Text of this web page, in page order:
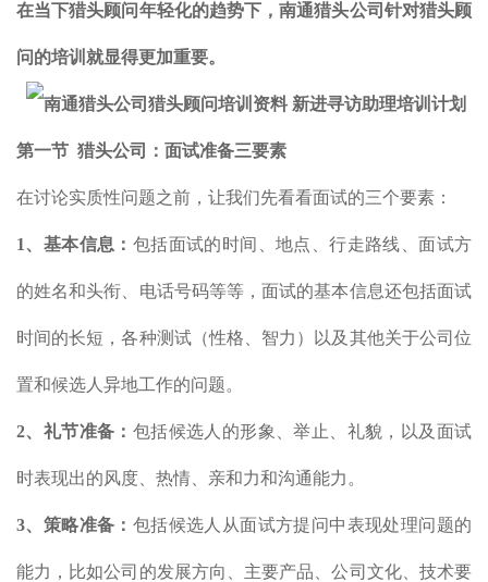
在当下猎头顾问年轻化的趋势下，南通猎头公司针对猎头顾
问的培训就显得更加重要。
第一节 猎头公司： 面试准备三要素
在讨论实质性问题之前，让我们先看看面试的三个要素：
1、 基本信息： 包括面试的时间、地点、行走路线、面试方
的姓名和头衔、电话号码等等，面试的基本信息还包括面试
时间的长短，各种测试（性格、智力）以及其他关于公司位
置和候选人异地工作的问题。
2、 礼节准备： 包括候选人的形象、举止、礼貌，以及面试
时表现出的风度、热情、亲和力和沟通能力。
3、 策略准备： 包括候选人从面试方提问中表现处理问题的
能力，比如公司的发展方向、主要产品、公司文化、技术要